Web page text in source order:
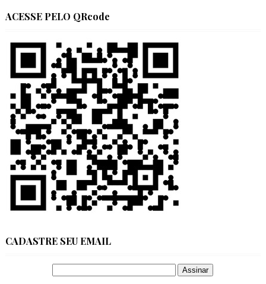
ACESSE PELO QRcode
CADASTRE SEU EMAIL